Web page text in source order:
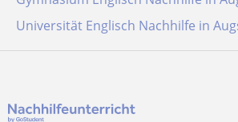
Universität Englisch Nachhilfe in